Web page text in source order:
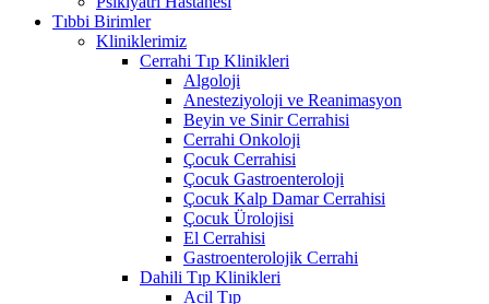
Tıbbi Birimler
Kliniklerimiz
Cerrahi Tıp Klinikleri
Algoloji
Anesteziyoloji ve Reanimasyon
Beyin ve Sinir Cerrahisi
Cerrahi Onkoloji
Çocuk Cerrahisi
Çocuk Gastroenteroloji
Çocuk Kalp Damar Cerrahisi
Çocuk Ürolojisi
El Cerrahisi
Gastroenterolojik Cerrahi
Dahili Tıp Klinikleri
Acil Tıp